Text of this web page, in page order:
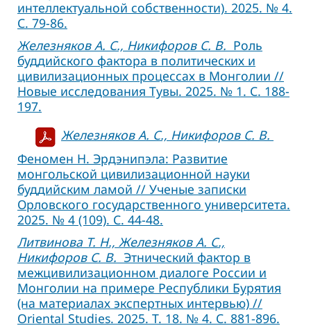
интеллектуальной собственности). 2025. № 4.
С. 79-86.
Железняков А. С., Никифоров С. В. Роль
буддийского фактора в политических и
цивилизационных процессах в Монголии //
Новые исследования Тувы. 2025. № 1. С. 188-
197.
Железняков А. С., Никифоров С. В.
Феномен Н. Эрдэнипэла: Развитие
монгольской цивилизационной науки
буддийским ламой // Ученые записки
Орловского государственного университета.
2025. № 4 (109). С. 44-48.
Литвинова Т. Н., Железняков А. С.,
Никифоров С. В. Этнический фактор в
межцивилизационном диалоге России и
Монголии на примере Респуб­лики Бурятия
(на материалах экспертных интервью) //
Oriental Studies. 2025. Т. 18. № 4. С. 881-896.